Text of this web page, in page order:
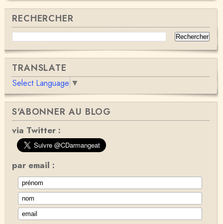
RECHERCHER
TRANSLATE
Select Language ▼
S'ABONNER AU BLOG
via Twitter :
par email :